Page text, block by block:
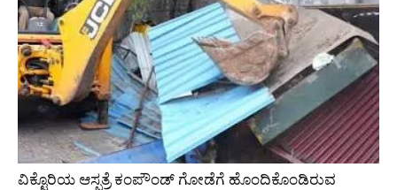
ವಿಕ್ಟೊರಿಯ ಆಸ್ಪತ್ರೆ ಕಂಪೌಂಡ್ ಗೋಡೆಗೆ ಹೊಂದಿಕೊಂಡಿರುವ